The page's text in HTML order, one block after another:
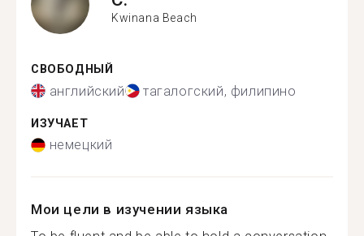
Kwinana Beach
СВОБОДНЫЙ
английский тагалогский, филипино
ИЗУЧАЕТ
немецкий
Мои цели в изучении языка